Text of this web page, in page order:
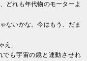
どれも年代物のモーターよ
ないかな。今はもう、だま
え」
でも宇宙の鏡と連動させれ